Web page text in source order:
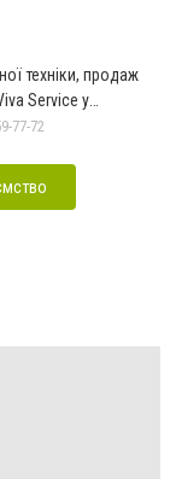
техніки, продаж
Service у
77-72